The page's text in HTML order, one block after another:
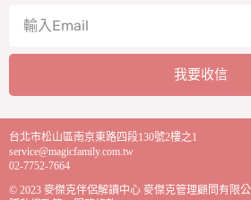
我要收信
l
t
e
n
© 2023 麥傑克伴侶解讀中心 麥傑克管理顧問有限
台北市松山區南京東路四段130號2樓之1
service@magicfamily.com.tw
02-7752-7664